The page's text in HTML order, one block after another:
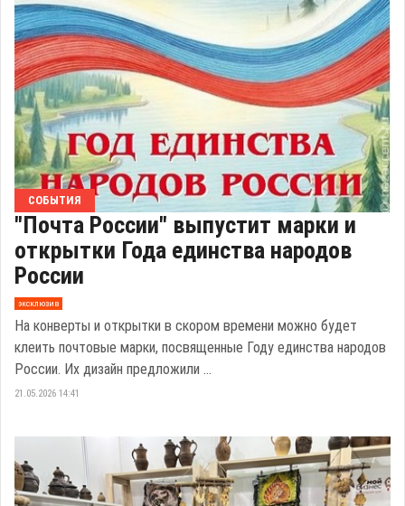
СОБЫТИЯ
"Почта России" выпустит марки и
открытки Года единства народов
России
эксклюзив
На конверты и открытки в скором времени можно будет
клеить почтовые марки, посвященные Году единства народов
России. Их дизайн предложили ...
21.05.2026 14:41